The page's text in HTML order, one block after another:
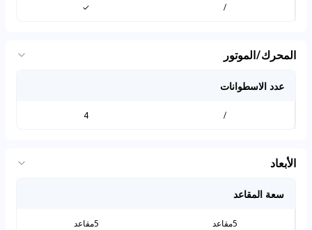
/
✓
المحرك/الموتور
عدد الاسطوانات
/
4
الأبعاد
سعة المقاعد
5مقاعد 5مقاعد